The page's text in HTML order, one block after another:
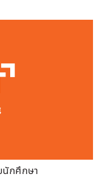
นักศึกษา